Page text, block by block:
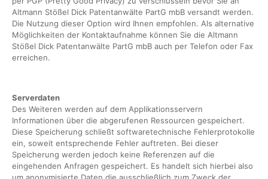
Altmann Stößel Dick Patentanwälte PartG mbB versandt werden.
Die Nutzung dieser Option wird Ihnen empfohlen. Als alternative
Möglichkeiten der Kontaktaufnahme können Sie die Altmann
Stößel Dick Patentanwälte PartG mbB auch per Telefon oder Fax
erreichen.
Serverdaten
Des Weiteren werden auf dem Applikationsservern
Informationen über die abgerufenen Ressourcen gespeichert.
Diese Speicherung schließt softwaretechnische Fehlerprotokolle
ein, soweit entsprechende Fehler auftreten. Bei dieser
Speicherung werden jedoch keine Referenzen auf die
eingehenden Anfragen gespeichert. Es handelt sich hierbei also